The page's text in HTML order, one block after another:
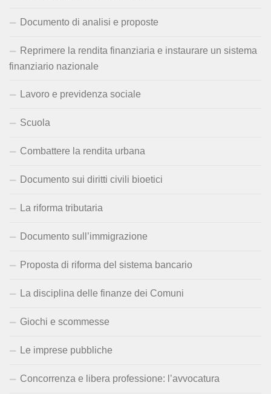
Documento di analisi e proposte
Reprimere la rendita finanziaria e instaurare un sistema
finanziario nazionale
Lavoro e previdenza sociale
Scuola
Combattere la rendita urbana
Documento sui diritti civili bioetici
La riforma tributaria
Documento sull’immigrazione
Proposta di riforma del sistema bancario
La disciplina delle finanze dei Comuni
Giochi e scommesse
Le imprese pubbliche
Concorrenza e libera professione: l’avvocatura